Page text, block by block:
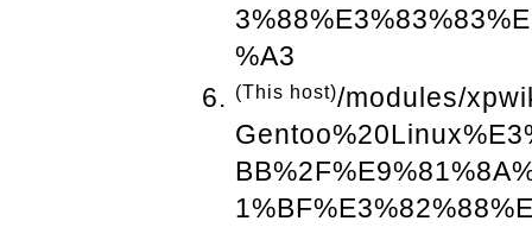
%A3
(This host)/modules/